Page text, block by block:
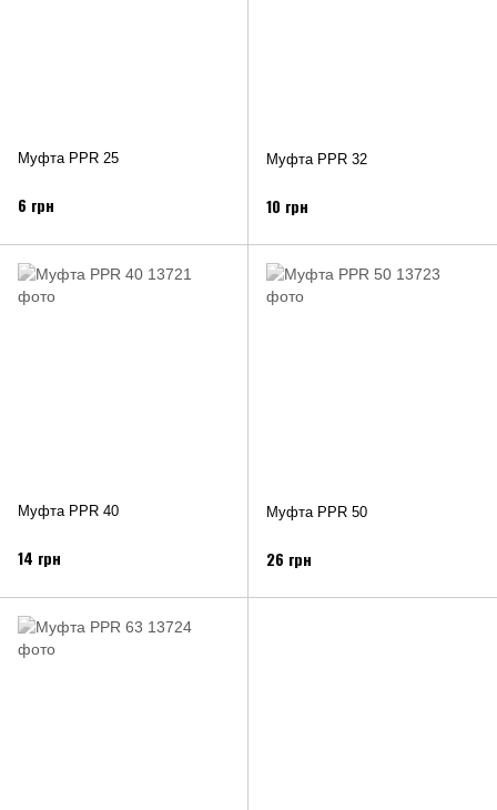
Муфта PPR 25
6 грн
Муфта PPR 32
10 грн
Муфта PPR 40
14 грн
Муфта PPR 50
26 грн